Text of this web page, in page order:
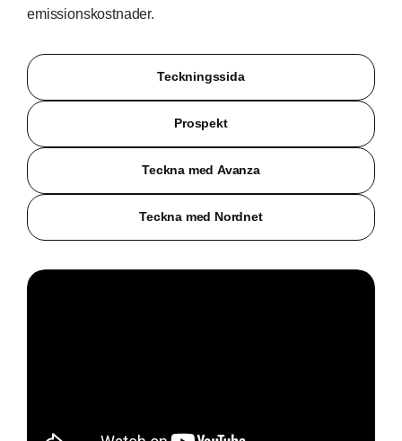
emissionskostnader.
Teckningssida
Prospekt
Teckna med Avanza
Teckna med Nordnet